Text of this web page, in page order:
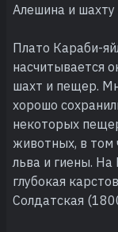
Алешина и шахту
Плато Караби-
насчитывается
шахт и пещер.
хорошо
некоторых
животных, в том
льва и гиены. На
глубокая
Солдатская